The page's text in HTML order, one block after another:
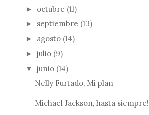
► octubre (11)
► septiembre (13)
► agosto (14)
► julio (9)
▼ junio (14)
Nelly Furtado, Mi plan
Michael Jackson, hasta siempre!